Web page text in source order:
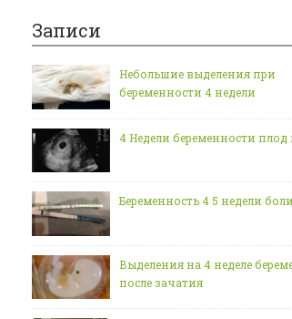
Записи
Небольшие выделения при
беременности 4 недели
4 Недели беременности плод
Беременность 4 5 недели
Выделения на 4 неделе
после зачатия